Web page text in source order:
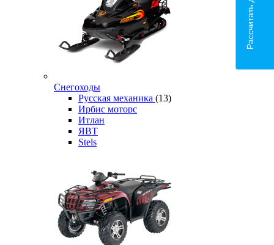
Снегоходы
Русская механика (13)
Ирбис моторс
Итлан
ЯВТ
Stels